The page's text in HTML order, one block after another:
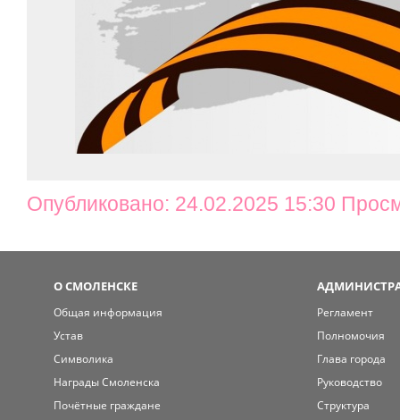
Опубликовано: 24.02.2025 15:30
О СМОЛЕНСКЕ
Общая информация
Устав
Символика
Награды Смоленска
Почётные граждане
Регламент
Полномочия
Глава города
Руководство
Структура